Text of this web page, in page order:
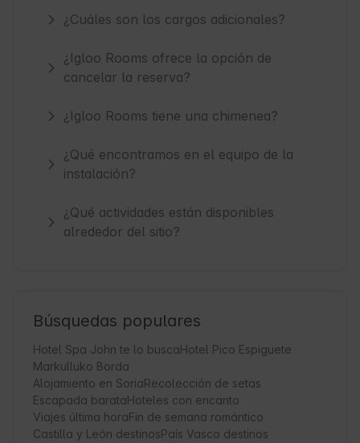
¿Cuáles son los cargos adicionales?
¿Igloo Rooms ofrece la opción de
cancelar la reserva?
¿Igloo Rooms tiene una chimenea?
¿Qué encontramos en el equipo de la
instalación?
¿Qué actividades están disponibles
alrededor del sitio?
Búsquedas populares
Hotel Spa John te lo buscaHotel Pico Espiguete
Markulluko Borda
Alojamiento en SoriaRecolección de setas
Escapada barataHoteles con encanto
Viajes última horaFin de semana romántico
Castilla y León destinosPaís Vasco destinos